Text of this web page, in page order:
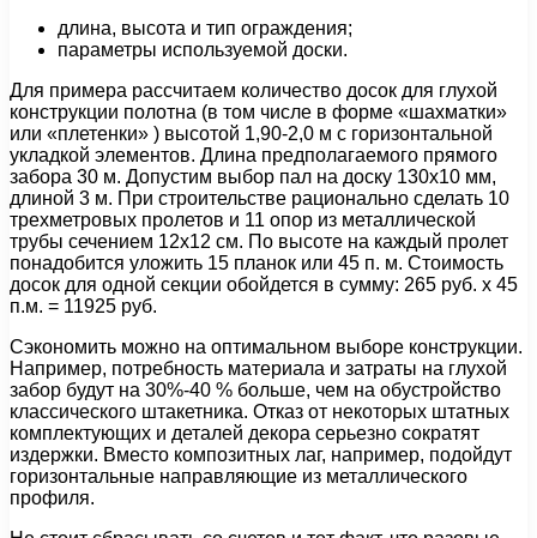
длина, высота и тип ограждения;
параметры используемой доски.
Для примера рассчитаем количество досок для глухой
конструкции полотна (в том числе в форме «шахматки»
или «плетенки» ) высотой 1,90-2,0 м с горизонтальной
укладкой элементов. Длина предполагаемого прямого
забора 30 м. Допустим выбор пал на доску 130х10 мм,
длиной 3 м. При строительстве рационально сделать 10
трехметровых пролетов и 11 опор из металлической
трубы сечением 12х12 см. По высоте на каждый пролет
понадобится уложить 15 планок или 45 п. м. Стоимость
досок для одной секции обойдется в сумму: 265 руб. х 45
п.м. = 11925 руб.
Сэкономить можно на оптимальном выборе конструкции.
Например, потребность материала и затраты на глухой
забор будут на 30%-40 % больше, чем на обустройство
классического штакетника. Отказ от некоторых штатных
комплектующих и деталей декора серьезно сократят
издержки. Вместо композитных лаг, например, подойдут
горизонтальные направляющие из металлического
профиля.